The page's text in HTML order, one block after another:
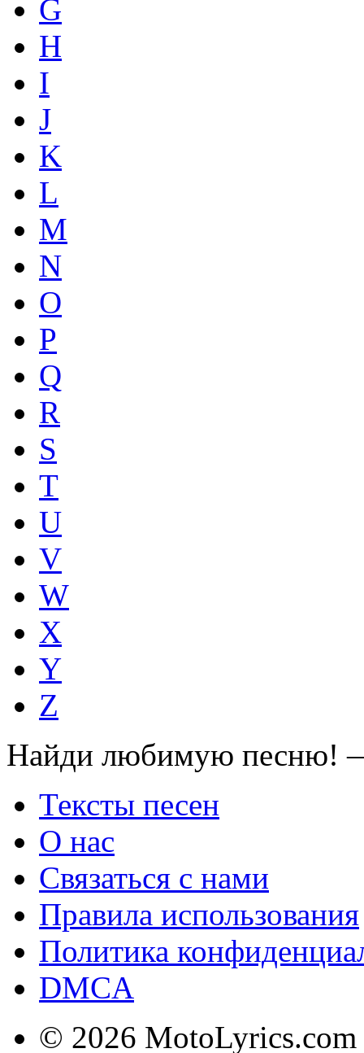
G
H
I
J
K
L
M
N
O
P
Q
R
S
T
U
V
W
X
Y
Z
Найди любимую песню!
Тексты песен
О нас
Связаться с нами
Правила использования
Политика
DMCA
© 2026